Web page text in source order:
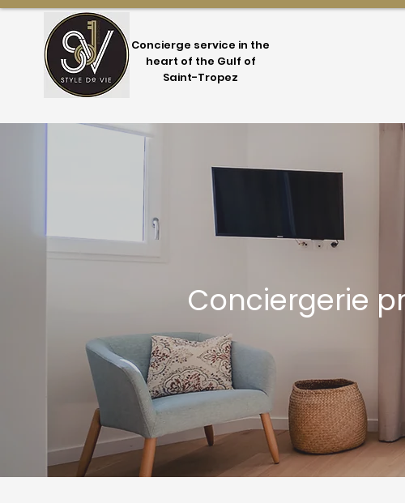
Concierge service in the
heart of the Gulf of
Saint-Tropez
Conciergerie